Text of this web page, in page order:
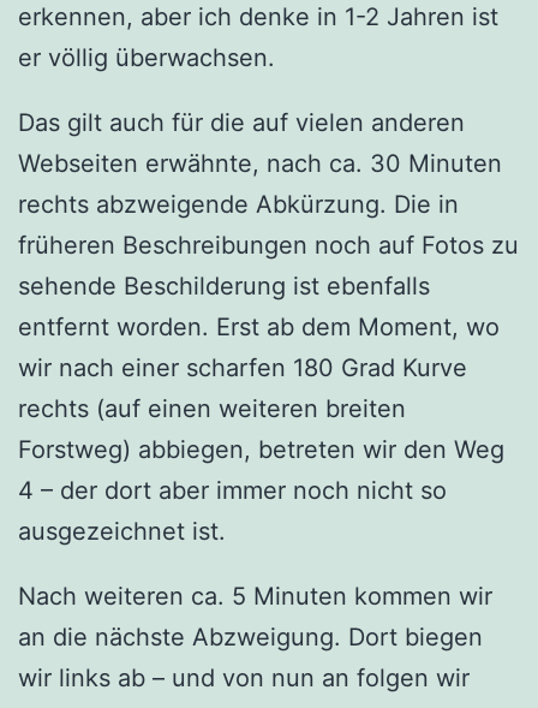
erkennen, aber ich denke in 1-2 Jahren ist
er völlig überwachsen.
Das gilt auch für die auf vielen anderen
Webseiten erwähnte, nach ca. 30 Minuten
rechts abzweigende Abkürzung. Die in
früheren Beschreibungen noch auf Fotos zu
sehende Beschilderung ist ebenfalls
entfernt worden. Erst ab dem Moment, wo
wir nach einer scharfen 180 Grad Kurve
rechts (auf einen weiteren breiten
Forstweg) abbiegen, betreten wir den Weg
4 – der dort aber immer noch nicht so
ausgezeichnet ist.
Nach weiteren ca. 5 Minuten kommen wir
an die nächste Abzweigung. Dort biegen
wir links ab – und von nun an folgen wir